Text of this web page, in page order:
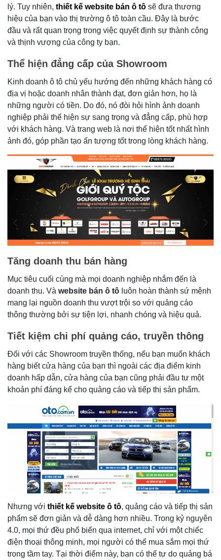
lý. Tuy nhiên, thiết kế website bán ô tô sẽ đưa thương
hiệu của bạn vào thị trường ô tô toàn cầu. Đây là bước
đầu và rất quan trọng trong việc quyết định sự thành công
và thịnh vượng của công ty bạn.
Thể hiện đẳng cấp của Showroom
Kinh doanh ô tô chủ yếu hướng đến những khách hàng có
địa vị hoặc doanh nhân thành đạt, đơn giản hơn, họ là
những người có tiền. Do đó, nó đòi hỏi hình ảnh doanh
nghiệp phải thể hiện sự sang trọng và đẳng cấp, phù hợp
với khách hàng. Và trang web là nơi thể hiện tốt nhất hình
ảnh đó, góp phần tạo ấn tượng tốt trong lòng khách hàng.
Tăng doanh thu bán hàng
Mục tiêu cuối cùng mà mọi doanh nghiệp nhắm đến là
doanh thu. Và website bán ô tô luôn hoàn thành sứ mệnh
mang lại nguồn doanh thu vượt trội so với quảng cáo
thông thường bởi sự tiện lợi, nhanh chóng và hiệu quả.
Tiết kiệm chi phí quảng cáo, truyền thông
Đối với các Showroom truyền thống, nếu bạn muốn khách
hàng biết cửa hàng của bạn thì ngoài các địa điểm kinh
doanh hấp dẫn, cửa hàng của bạn cũng phải đầu tư một
khoản phí đáng kể cho quảng cáo và tiếp thị sản phẩm.
Nhưng với thiết kế website ô tô, quảng cáo và tiếp thị sản
phẩm sẽ đơn giản và dễ dàng hơn nhiều. Trong kỷ nguyên
4.0, mọi thứ đều phổ biến qua internet, chỉ với một chiếc
điện thoại thông minh, mọi người có thể mua sắm mọi thứ
trong tầm tay. Tại thời điểm này, bạn có thể tự do quảng bá